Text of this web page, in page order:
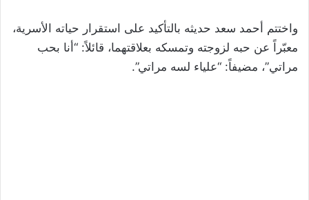
واختتم أحمد سعد حديثه بالتأكيد على استقرار حياته الأسرية،
معبّراً عن حبه لزوجته وتمسكه بعلاقتهما، قائلاً: “أنا بحب
مراتي”، مضيفاً: “علياء لسه مراتي”.